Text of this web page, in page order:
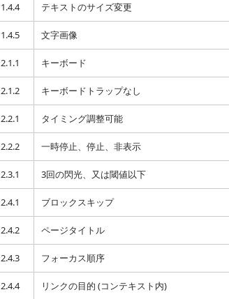
1.4.4 テキストのサイズ変更
1.4.5 文字画像
2.1.1 キーボード
2.1.2 キーボードトラップなし
2.2.1 タイミング調整可能
2.2.2 一時停止、停止、非表示
2.3.1 3回の閃光、又は閾値以下
2.4.1 ブロックスキップ
2.4.2 ページタイトル
2.4.3 フォーカス順序
2.4.4 リンクの目的 (コンテキスト内)